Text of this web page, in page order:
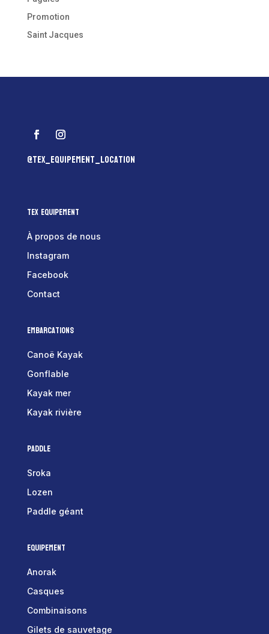
Promotion
Saint Jacques
@tex_equipement_location
Tex Equipement
À propos de nous
Instagram
Facebook
Contact
Embarcations
Canoë Kayak
Gonflable
Kayak mer
Kayak rivière
Paddle
Sroka
Lozen
Paddle géant
Equipement
Anorak
Casques
Combinaisons
Gilets de sauvetage